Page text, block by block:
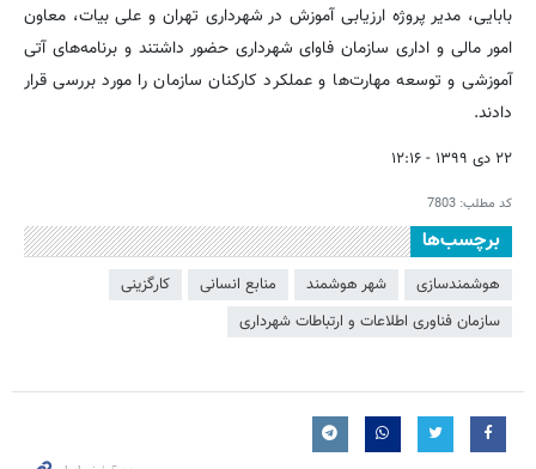
بابایی، مدیر پروژه ارزیابی آموزش در شهرداری تهران و علی بیات، معاون
امور مالی و اداری سازمان فاوای شهرداری حضور داشتند و برنامه‌های آتی
آموزشی و توسعه مهارت‌ها و عملکرد کارکنان سازمان را مورد بررسی قرار
دادند.
۲۲ دی ۱۳۹۹ - ۱۲:۱۶
کد مطلب: 7803
برچسب‌ها
هوشمندسازی شهر هوشمند منابع انسانی
کارگزینی
سازمان فناوری اطلاعات و ارتباطات شهرداری